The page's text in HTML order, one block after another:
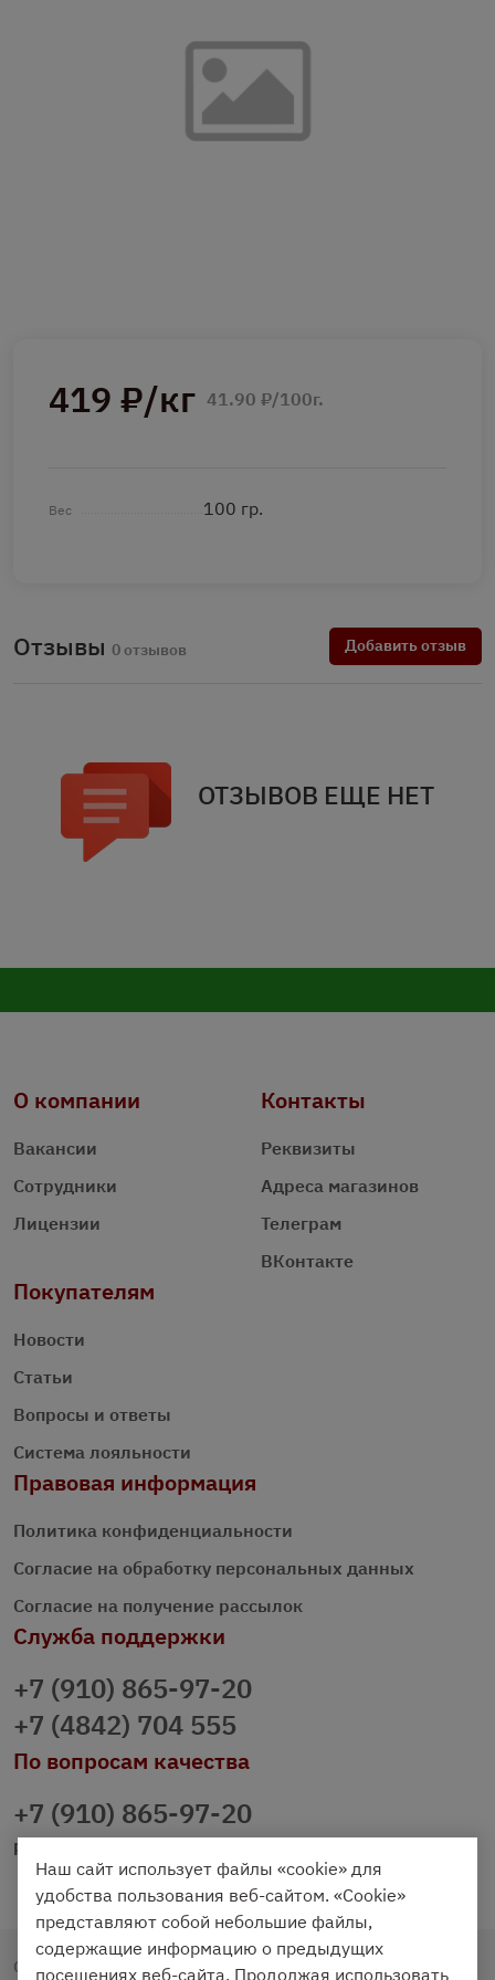
419 ₽/кг 41.90 ₽/100г.
Вес 100 гр.
Отзывы 0 отзывов Добавить отзыв
ОТЗЫВОВ ЕЩЕ НЕТ
О компании
Вакансии
Сотрудники
Лицензии
Контакты
Реквизиты
Адреса магазинов
Телеграм
ВКонтакте
Покупателям
Новости
Статьи
Вопросы и ответы
Система лояльности
Правовая информация
Политика конфиденциальности
Согласие на обработку персональных данных
Согласие на получение рассылок
Служба поддержки
+7 (910) 865-97-20
+7 (4842) 704 555
По вопросам качества
+7 (910) 865-97-20
prazdnichniy40@palmi.ru
Copyright © 2020 - 2026. Праздничный Стол.
Наш сайт использует файлы «cookie» для
удобства пользования веб-сайтом. «Cookie»
представляют собой небольшие файлы,
содержащие информацию о предыдущих
посещениях веб-сайта. Продолжая использовать